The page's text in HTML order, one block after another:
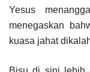
Yesus
menegaskan
kuasa jahat